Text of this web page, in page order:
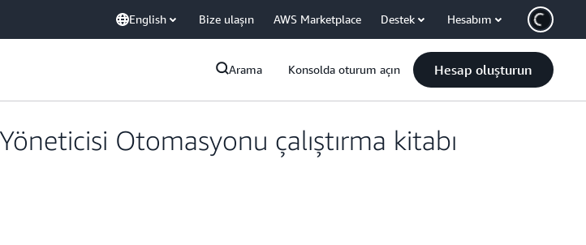
English Bize ulaşın AWS Marketplace Destek Hesabım
Arama Konsolda oturum açın Hesap oluşturun
Otomasyonu çalıştırma kitabı